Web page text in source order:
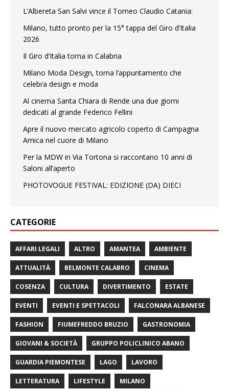
L’Albereta San Salvi vince il Torneo Claudio Catania:
Milano, tutto pronto per la 15° tappa del Giro d’Italia
2026
Il Giro d’Italia torna in Calabria
Milano Moda Design, torna l’appuntamento che
celebra design e moda
Al cinema Santa Chiara di Rende una due giorni
dedicati al grande Federico Fellini
Apre il nuovo mercato agricolo coperto di Campagna
Amica nel cuore di Milano
Per la MDW in Via Tortona si raccontano 10 anni di
Saloni all’aperto
PHOTOVOGUE FESTIVAL: EDIZIONE (DA) DIECI
CATEGORIE
AFFARI LEGALI ALTRO AMANTEA AMBIENTE
ATTUALITÀ BELMONTE CALABRO CINEMA
COSENZA CULTURA DIVERTIMENTO ESTATE
EVENTI EVENTI E SPETTACOLI FALCONARA ALBANESE
FASHION FIUMEFREDDO BRUZIO GASTRONOMIA
GIOVANI & SOCIETÀ GRUPPO POLICLINICO ABANO
GUARDIA PIEMONTESE LAGO LAVORO
LETTERATURA LIFESTYLE MILANO